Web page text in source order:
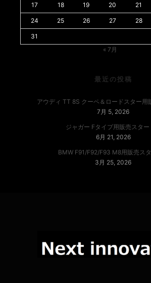
17 18 19 20 21
24 25 26 27 28
31
« 7月
最近の投稿
アウディ TT 8S クーペ＆ロードスター用
7月 5, 2026
ジャガー Fタイプ用販売スター
6月 21, 2026
BMW F91/F92/F93 M8用販売ス
3月 25, 2026